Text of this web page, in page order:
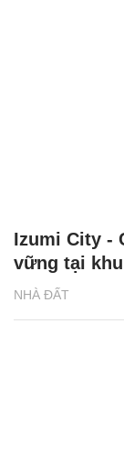
NHÀ ĐẤT
Izumi City -
vững tại khu